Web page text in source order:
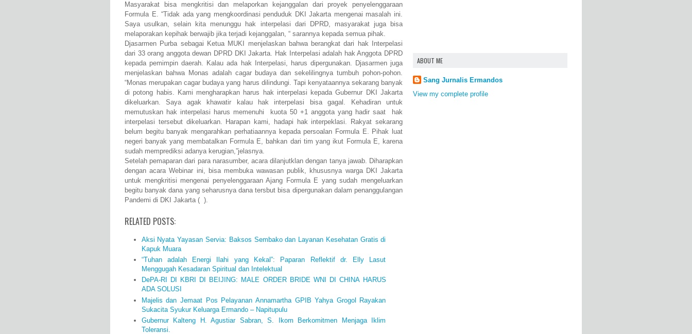
Masyarakat bisa mengkritisi dan melaporkan kejanggalan dari proyek penyelenggaraan
Formula E. “Tidak ada yang mengkoordinasi penduduk DKI Jakarta mengenai masalah ini.
Saya usulkan, selain kita menunggu hak interpelasi dari DPRD, masyarakat juga bisa
melaporakan kepihak berwajib jika terjadi kejanggalan, “ sarannya kepada semua pihak.
Djasarmen Purba sebagai Ketua MUKI menjelaskan bahwa berangkat dari hak Interpelasi
dari 33 orang anggota dewan DPRD DKI Jakarta. Hak Interpelasi adalah hak Anggota DPRD
kepada pemimpin daerah. Kalau ada hak Interpelasi, harus dipergunakan. Djasarmen juga
menjelaskan bahwa Monas adalah cagar budaya dan sekelilingnya tumbuh pohon-pohon.
“Monas merupakan cagar budaya yang harus dilindungi. Tapi kenyataannya sekarang banyak
di potong habis. Kami mengharapkan harus hak interpelasi kepada Gubernur DKI Jakarta
dikeluarkan. Saya agak khawatir kalau hak interpelasi bisa gagal. Kehadiran untuk
memutuskan hak interpelasi harus memenuhi kuota 50 +1 anggota yang hadir saat hak
interpelasi tersebut dikeluarkan. Harapan kami, hadapi hak interpeklasi. Rakyat sekarang
belum begitu banyak mengarahkan perhatiaannya kepada persoalan Formula E. Pihak luat
negeri banyak yang membatalkan Formula E, bahkan dari tim yang ikut Formula E, karena
sudah memprediksi adanya kerugian,”jelasnya.
Setelah pemaparan dari para narasumber, acara dilanjutklan dengan tanya jawab. Diharapkan
dengan acara Webinar ini, bisa membuka wawasan publik, khususnya warga DKI Jakarta
untuk mengkritisi mengenai penyelenggaraan Ajang Formula E yang sudah mengeluarkan
begitu banyak dana yang seharusnya dana tersbut bisa dipergunakan dalam penanggulangan
Pandemi di DKI Jakarta ( ).
RELATED POSTS:
Aksi Nyata Yayasan Servia: Baksos Sembako dan Layanan Kesehatan Gratis di
Kapuk Muara
“Tuhan adalah Energi Ilahi yang Kekal”: Paparan Reflektif dr. Elly Lasut
Menggugah Kesadaran Spiritual dan Intelektual
DePA-RI DI KBRI DI BEIJING: MALE ORDER BRIDE WNI DI CHINA HARUS
ADA SOLUSI
Majelis dan Jemaat Pos Pelayanan Annamartha GPIB Yahya Grogol Rayakan
Sukacita Syukur Keluarga Ermando – Napitupulu
Gubernur Kalteng H. Agustiar Sabran, S. Ikom Berkomitmen Menjaga Iklim
Toleransi.
ABOUT ME
Sang Jurnalis Ermandos
View my complete profile